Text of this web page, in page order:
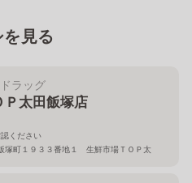
見る
ラッグ
Ｐ太田飯塚店
ください
塚町１９３３番地１ 生鮮市場ＴＯＰ太